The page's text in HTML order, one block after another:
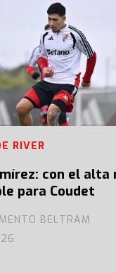
con el alta
para Coudet
BELTRAM
RIVER